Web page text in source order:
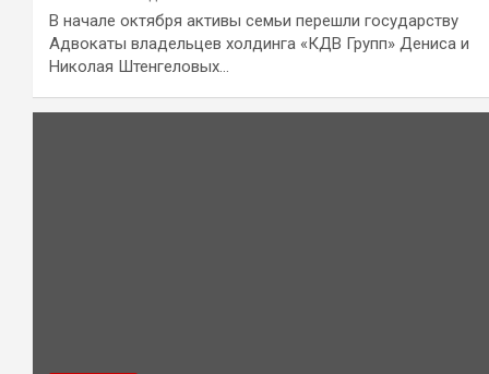
В начале октября активы семьи перешли государству
Адвокаты владельцев холдинга «КДВ Групп» Дениса и
Николая Штенгеловых…